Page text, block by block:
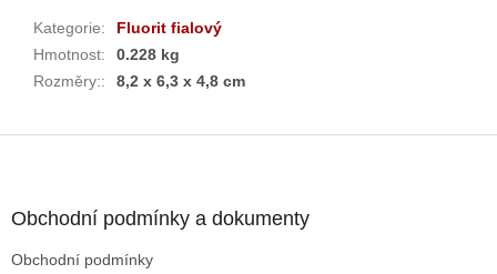
Kategorie:
Fluorit fialový
Hmotnost:
0.228 kg
Rozměry:: 8,2 x 6,3 x 4,8 cm
Obchodní podmínky a dokumenty
Obchodní podmínky